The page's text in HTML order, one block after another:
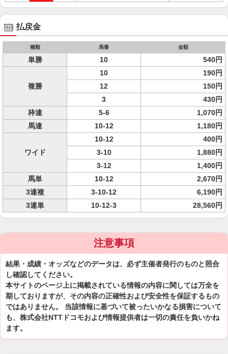
払戻金
種類 馬番 金額
単勝 10 540円
複勝
10
190円
12
150円
3
430円
枠連
5-6
1,070円
馬連
10-12 1,180円
ワイド
10-12
400円
3-10
1,880円
3-12
1,400円
馬単
10-12
2,670円
3連複
3-10-12
6,190円
3連単
10-12-3 28,560円
注意事項
結果・成績・オッズなどのデータは、必ず主催者発行のものと照合
し確認してください。
本サイトのページ上に掲載されている情報の内容に関しては万全を
期しておりますが、その内容の正確性および安全性を保証するもの
ではありません。 当該情報に基づいて被ったいかなる損害について
も、株式会社NTTドコモおよび情報提供者は一切の責任を負いかね
ます。